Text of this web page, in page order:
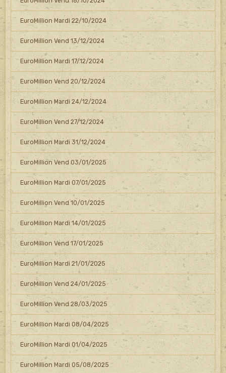
EuroMillion Mardi 22/10/2024
EuroMillion Vend 13/12/2024
EuroMillion Mardi 17/12/2024
EuroMillion Vend 20/12/2024
EuroMillion Mardi 24/12/2024
EuroMillion Vend 27/12/2024
EuroMillion Mardi 31/12/2024
EuroMillion Vend 03/01/2025
EuroMillion Mardi 07/01/2025
EuroMillion Vend 10/01/2025
EuroMillion Mardi 14/01/2025
EuroMillion Vend 17/01/2025
EuroMillion Mardi 21/01/2025
EuroMillion Vend 24/01/2025
EuroMillion Vend 28/03/2025
EuroMillion Mardi 08/04/2025
EuroMillion Mardi 01/04/2025
EuroMillion Mardi 05/08/2025